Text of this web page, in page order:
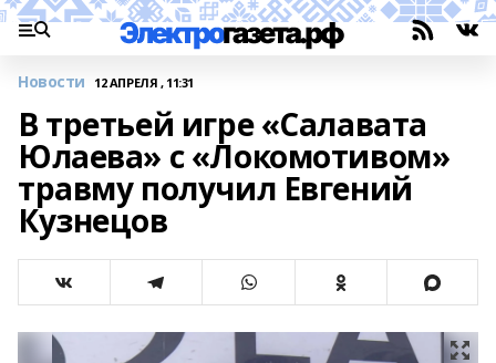
Новости 12 АПРЕЛЯ , 11:31
В третьей игре «Салавата
Юлаева» с «Локомотивом»
травму получил Евгений
Кузнецов